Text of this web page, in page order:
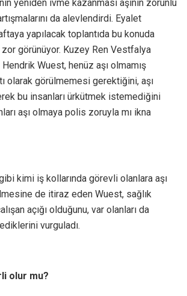
yeniden ivme kazanması aşının zorunlu
da alevlendirdi. Eyalet
yapılacak toplantıda bu konuda
zor görünüyor. Kuzey Ren Vestfalya
Hendrik Wuest, henüz aşı olmamış
olarak görülmemesi gerektiğini, aşı
bu insanları ürkütmek istemediğini
aşı olmaya polis zoruyla mı ikna
gibi kimi iş kollarında görevli olanlara aşı
de itiraz eden Wuest, sağlık
açığı olduğunu, var olanları da
vurguladı.
olur mu?